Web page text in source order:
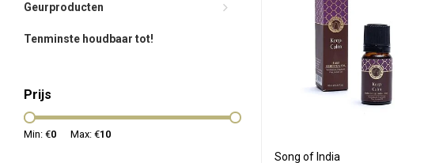
Geurproducten
Tenminste houdbaar tot!
Prijs
Min: €0 Max: €10
Song of India